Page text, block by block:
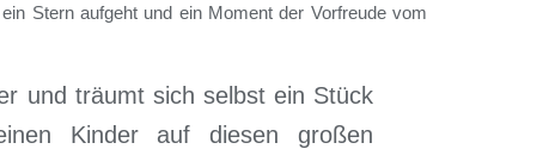
Stern aufgeht und ein Moment der Vorfreude vom
und träumt sich selbst ein Stück
Kinder auf diesen großen